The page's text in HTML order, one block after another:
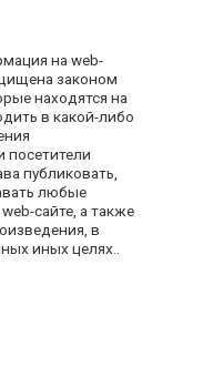
на web-
законом
находятся на
в какой-либо
посетители
публиковать,
любые
сайте, а также
в
иных целях..